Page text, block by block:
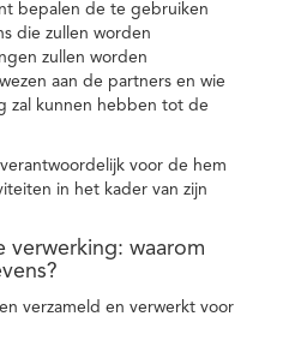
bepalen de te gebruiken
die zullen worden
zullen worden
aan de partners en wie
zal kunnen hebben tot de
voor de hem
in het kader van zijn
verwerking: waarom
verzameld en verwerkt voor